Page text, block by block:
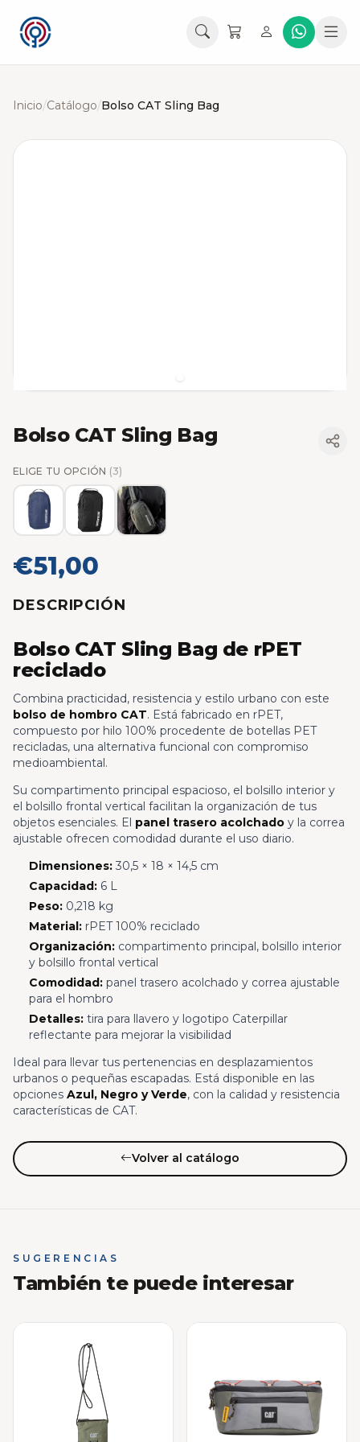
Inicio/Catálogo/Bolso CAT Sling Bag
Bolso CAT Sling Bag
ELIGE TU OPCIÓN (3)
€51,00
DESCRIPCIÓN
Bolso CAT Sling Bag de rPET
reciclado
Combina practicidad, resistencia y estilo urbano con este
bolso de hombro CAT. Está fabricado en rPET,
compuesto por hilo 100% procedente de botellas PET
recicladas, una alternativa funcional con compromiso
medioambiental.
Su compartimento principal espacioso, el bolsillo interior y
el bolsillo frontal vertical facilitan la organización de tus
objetos esenciales. El panel trasero acolchado y la correa
ajustable ofrecen comodidad durante el uso diario.
Dimensiones:30,5 × 18 × 14,5 cm
Capacidad:6 L
Peso:0,218 kg
Material:rPET 100% reciclado
Organización:compartimento principal, bolsillo interior
y bolsillo frontal vertical
Comodidad:panel trasero acolchado y correa ajustable
para el hombro
Detalles:tira para llavero y logotipo Caterpillar
reflectante para mejorar la visibilidad
Ideal para llevar tus pertenencias en desplazamientos
urbanos o pequeñas escapadas. Está disponible en las
opciones Azul, Negro y Verde, con la calidad y resistencia
características de CAT.
Volver al catálogo
SUGERENCIAS
También te puede interesar